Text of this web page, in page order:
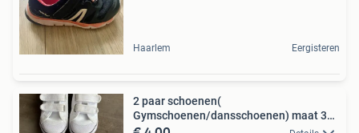
Haarlem Eergisteren
2 paar schoenen(
Gymschoenen/dansschoenen) maat 32
roze+wit